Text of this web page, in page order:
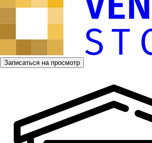
Записаться на просмотр